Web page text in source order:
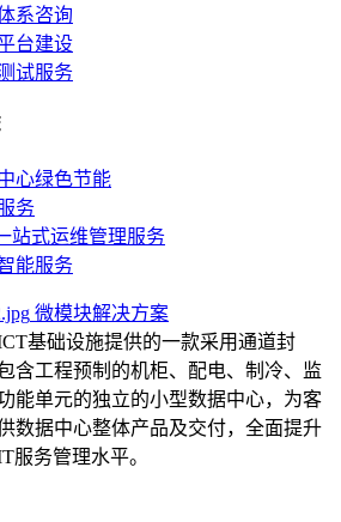
系咨询
台建设
试服务
心绿色节能
务
站式运维管理服务
能服务
微模块解决方案
基础设施提供的一款采用通道封
含工程预制的机柜、配电、制冷、监
能单元的独立的小型数据中心，为客
数据中心整体产品及交付，全面提升
服务管理水平。